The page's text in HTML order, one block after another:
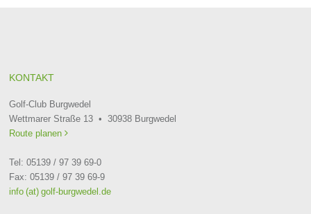
KONTAKT
Golf-Club Burgwedel
Wettmarer Straße 13 • 30938 Burgwedel
Route planen
Tel: 05139 / 97 39 69-0
Fax: 05139 / 97 39 69-9
info (at) golf-burgwedel.de